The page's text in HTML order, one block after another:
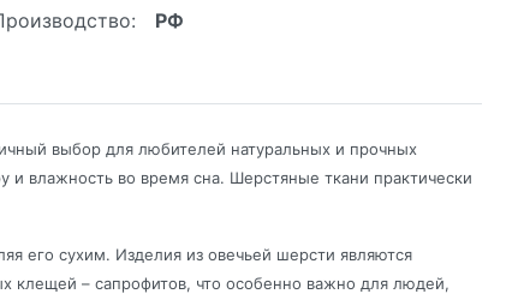
РФ
выбор для любителей натуральных и прочных
и влажность во время сна. Шерстяные ткани практически
его сухим. Изделия из овечьей шерсти являются
клещей – сапрофитов, что особенно важно для людей,